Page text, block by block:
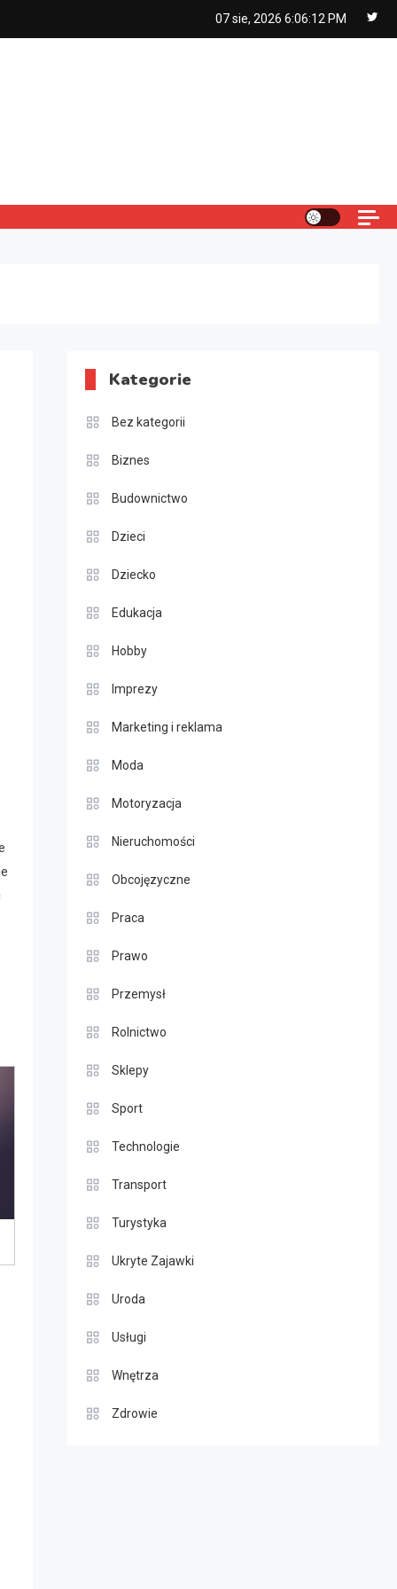
07 sie, 2026 6:06:13 PM
Kategorie
Bez kategorii
Biznes
Budownictwo
Dzieci
Dziecko
Edukacja
Hobby
Imprezy
Marketing i reklama
Moda
Motoryzacja
Nieruchomości
Obcojęzyczne
Praca
Prawo
Przemysł
Rolnictwo
Sklepy
Sport
Technologie
Transport
Turystyka
Ukryte Zajawki
Uroda
Usługi
Wnętrza
Zdrowie